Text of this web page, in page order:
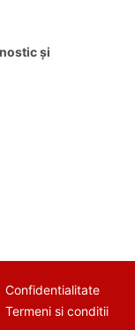
și
Confidentialitate
Termeni si conditii